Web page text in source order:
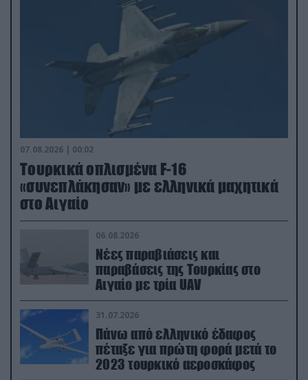
07.08.2026 | 00:02
Τουρκικά οπλισμένα F-16
«συνεπλάκησαν» με ελληνικά μαχητικά
στο Αιγαίο
06.08.2026
Νέες παραβιάσεις και
παραβάσεις της Τουρκίας στο
Αιγαίο με τρία UAV
31.07.2026
Πάνω από ελληνικό έδαφος
πέταξε για πρώτη φορά μετά το
2023 τουρκικό αεροσκάφος